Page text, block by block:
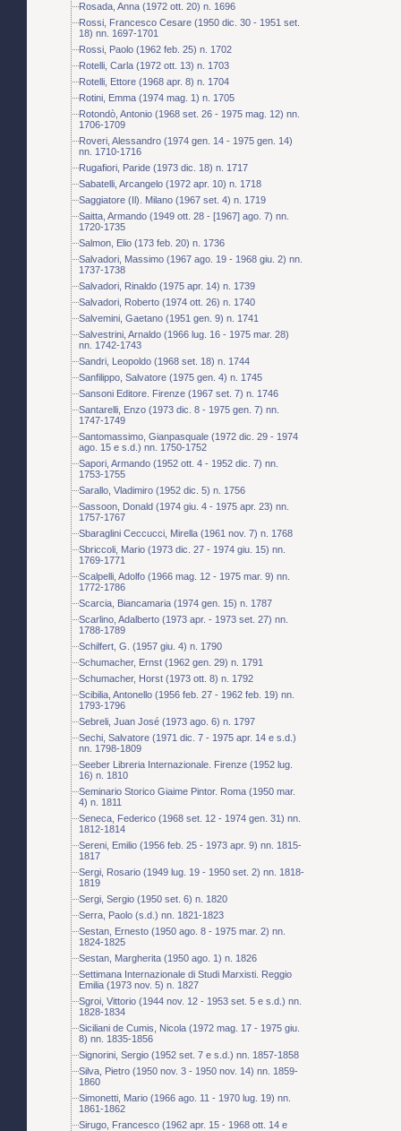
Rosada, Anna (1972 ott. 20) n. 1696
Rossi, Francesco Cesare (1950 dic. 30 - 1951 set.
18) nn. 1697-1701
Rossi, Paolo (1962 feb. 25) n. 1702
Rotelli, Carla (1972 ott. 13) n. 1703
Rotelli, Ettore (1968 apr. 8) n. 1704
Rotini, Emma (1974 mag. 1) n. 1705
Rotondò, Antonio (1968 set. 26 - 1975 mag. 12) nn.
1706-1709
Roveri, Alessandro (1974 gen. 14 - 1975 gen. 14)
nn. 1710-1716
Rugafiori, Paride (1973 dic. 18) n. 1717
Sabatelli, Arcangelo (1972 apr. 10) n. 1718
Saggiatore (Il). Milano (1967 set. 4) n. 1719
Saitta, Armando (1949 ott. 28 - [1967] ago. 7) nn.
1720-1735
Salmon, Elio (173 feb. 20) n. 1736
Salvadori, Massimo (1967 ago. 19 - 1968 giu. 2) nn.
1737-1738
Salvadori, Rinaldo (1975 apr. 14) n. 1739
Salvadori, Roberto (1974 ott. 26) n. 1740
Salvemini, Gaetano (1951 gen. 9) n. 1741
Salvestrini, Arnaldo (1966 lug. 16 - 1975 mar. 28)
nn. 1742-1743
Sandri, Leopoldo (1968 set. 18) n. 1744
Sanfilippo, Salvatore (1975 gen. 4) n. 1745
Sansoni Editore. Firenze (1967 set. 7) n. 1746
Santarelli, Enzo (1973 dic. 8 - 1975 gen. 7) nn.
1747-1749
Santomassimo, Gianpasquale (1972 dic. 29 - 1974
ago. 15 e s.d.) nn. 1750-1752
Sapori, Armando (1952 ott. 4 - 1952 dic. 7) nn.
1753-1755
Sarallo, Vladimiro (1952 dic. 5) n. 1756
Sassoon, Donald (1974 giu. 4 - 1975 apr. 23) nn.
1757-1767
Sbaraglini Ceccucci, Mirella (1961 nov. 7) n. 1768
Sbriccoli, Mario (1973 dic. 27 - 1974 giu. 15) nn.
1769-1771
Scalpelli, Adolfo (1966 mag. 12 - 1975 mar. 9) nn.
1772-1786
Scarcia, Biancamaria (1974 gen. 15) n. 1787
Scarlino, Adalberto (1973 apr. - 1973 set. 27) nn.
1788-1789
Schilfert, G. (1957 giu. 4) n. 1790
Schumacher, Ernst (1962 gen. 29) n. 1791
Schumacher, Horst (1973 ott. 8) n. 1792
Scibilia, Antonello (1956 feb. 27 - 1962 feb. 19) nn.
1793-1796
Sebreli, Juan José (1973 ago. 6) n. 1797
Sechi, Salvatore (1971 dic. 7 - 1975 apr. 14 e s.d.)
nn. 1798-1809
Seeber Libreria Internazionale. Firenze (1952 lug.
16) n. 1810
Seminario Storico Giaime Pintor. Roma (1950 mar.
4) n. 1811
Seneca, Federico (1968 set. 12 - 1974 gen. 31) nn.
1812-1814
Sereni, Emilio (1956 feb. 25 - 1973 apr. 9) nn. 1815-
1817
Sergi, Rosario (1949 lug. 19 - 1950 set. 2) nn. 1818-
1819
Sergi, Sergio (1950 set. 6) n. 1820
Serra, Paolo (s.d.) nn. 1821-1823
Sestan, Ernesto (1950 ago. 8 - 1975 mar. 2) nn.
1824-1825
Sestan, Margherita (1950 ago. 1) n. 1826
Settimana Internazionale di Studi Marxisti. Reggio
Emilia (1973 nov. 5) n. 1827
Sgroi, Vittorio (1944 nov. 12 - 1953 set. 5 e s.d.) nn.
1828-1834
Siciliani de Cumis, Nicola (1972 mag. 17 - 1975 giu.
8) nn. 1835-1856
Signorini, Sergio (1952 set. 7 e s.d.) nn. 1857-1858
Silva, Pietro (1950 nov. 3 - 1950 nov. 14) nn. 1859-
1860
Simonetti, Mario (1966 ago. 11 - 1970 lug. 19) nn.
1861-1862
Sirugo, Francesco (1962 apr. 15 - 1968 ott. 14 e